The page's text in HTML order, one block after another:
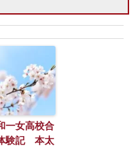
一女高校合
験記 本太